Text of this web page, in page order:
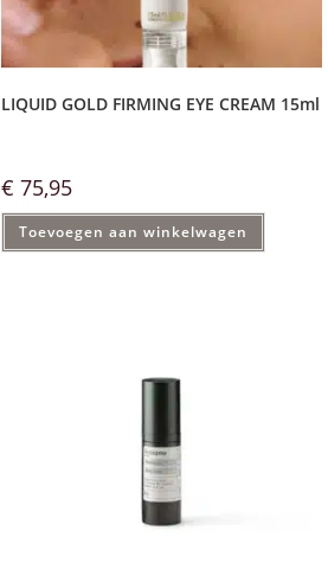
LIQUID GOLD FIRMING EYE CREAM 15ml
€ 75,95
Toevoegen aan winkelwagen